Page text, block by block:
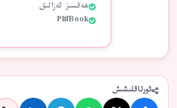
ھەقسىز ئەزالىق
PlifBook
ئورتاقلىشىش